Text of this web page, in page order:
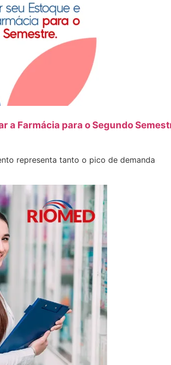
a Farmácia para o Segundo
representa tanto o pico de demanda